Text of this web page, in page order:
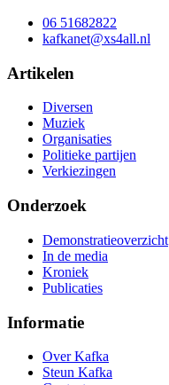
06 51682822
kafkanet@xs4all.nl
Artikelen
Diversen
Muziek
Organisaties
Politieke partijen
Verkiezingen
Onderzoek
Demonstratieoverzicht
In de media
Kroniek
Publicaties
Informatie
Over Kafka
Steun Kafka